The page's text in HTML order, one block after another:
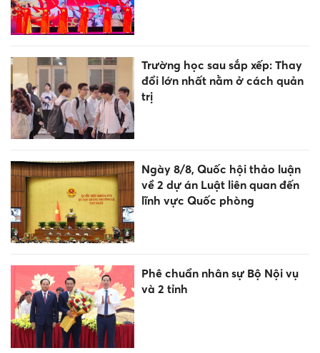
Trường học sau sắp xếp: Thay
đổi lớn nhất nằm ở cách quản
trị
Ngày 8/8, Quốc hội thảo luận
về 2 dự án Luật liên quan đến
lĩnh vực Quốc phòng
Phê chuẩn nhân sự Bộ Nội vụ
và 2 tỉnh